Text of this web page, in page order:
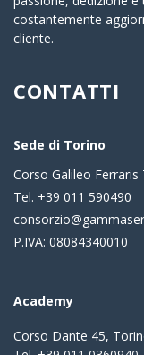
costantemente
cliente.
CONTATTI
Sede di Torino
Corso Galileo Ferraris
Tel. +39 011 590490
P.IVA: 08084340010
Academy
Corso Dante 45,